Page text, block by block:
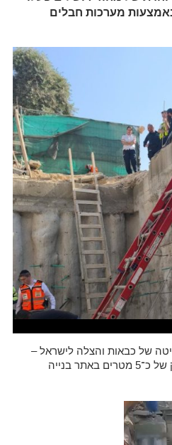
מערכות חבלים
של כבאות והצלה לישראל –
מחוז ירושלים, דיווח על אדם שנפל לבור בעומק של כ־5 מטרים באתר בנייה